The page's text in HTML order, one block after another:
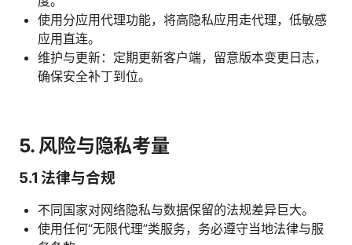
使用分应用代理功能，将高隐私应用走代理，低敏感
应用直连。
维护与更新：定期更新客户端，留意版本变更日志，
确保安全补丁到位。
5. 风险与隐私考量
5.1 法律与合规
不同国家对网络隐私与数据保留的法规差异巨大。
使用任何“无限代理”类服务，务必遵守当地法律与服